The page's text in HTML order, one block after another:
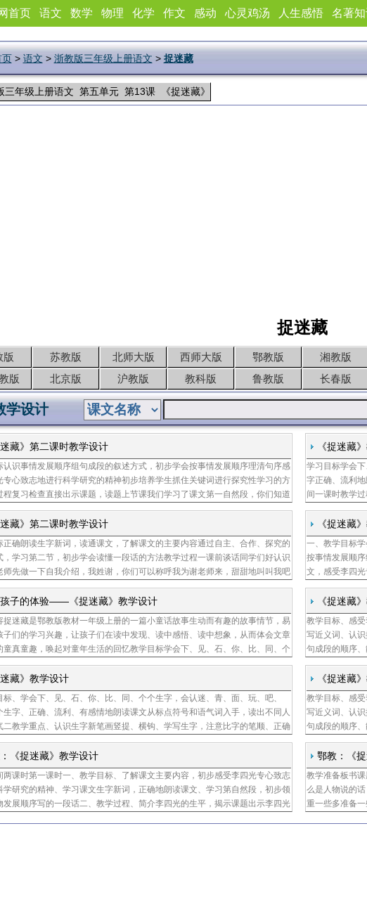
首页 语文 数学 物理 化学 作文 感动 心灵鸡汤 人生感悟 名著
页> 语文 > 浙教版三年级上册语文 > 捉迷藏
三年级上册语文 第五单元 第13课 《捉迷藏》
捉迷藏
版 苏教版 北师大版 西师大版 鄂教版 湘教版
版
北京版 沪教版 教科版 鲁教版 长春版
学设计
迷藏》第二课时教学设计
认识事情发展顺序组句成段的叙述方式，初步学会按事情发展顺序理清句序感
专心致志地进行科学研究的精神初步培养学生抓住关键词进行探究性学习的方
程复习检查直接出示课题，读题上节课我们学习了课文第一自然段，你们知道
馈教师根据学生的回答，板书李四光研究石头著名的地质学家追问从看看石头
《捉迷藏
学习目标学会
字正确、流利
间一课时教学
由，看到这个
下自己喜欢
迷藏》第二课时教学设计
谢媛媛
正确朗读生字新词，读通课文，了解课文的主要内容通过自主、合作、探究的
，学习第二节，初步学会读懂一段话的方法教学过程一课前谈话同学们好认识
师先做一下自我介绍，我姓谢，你们可以称呼我为谢老师来，甜甜地叫叫我吧
叫我轻轻地叫叫我呵呵，听你们这么叫我，我特别开心，希望这一节课你们都
《捉迷藏
一、教学目标
按事情发展顺
文，感受李四
顺序连句成段
录音，几
子的体验——《捉迷藏》教学设计
捉迷藏是鄂教版教材一年级上册的一篇小童话故事生动而有趣的故事情节，易
子们的学习兴趣，让孩子们在读中发现、读中感悟、读中想象，从而体会文章
童真童趣，唤起对童年生活的回忆教学目标学会下、见、石、你、比、同、个
及横钩、竖提两个笔画，会认迷、青、面、玩、吧、草、谁七个生字正确、流
《捉迷藏
教学目标、感
写近义词、认
句成段的顺序
述方式，能理
教学目标
迷藏》教学设计
周静玉
标、学会下、见、石、你、比、同、个个生字，会认迷、青、面、玩、吧、
生字、正确、流利、有感情地朗读课文从标点符号和语气词入手，读出不同人
二教学重点、认识生字新笔画竖提、横钩、学写生字，注意比字的笔顺、正确
读课文、读好人物的对话三教学难点为什么三种小动物先提出玩不同的游戏，
《捉迷藏
教学目标、感
写近义词、认
句成段的顺序
述方式，能理
内容，初
《捉迷藏》教学设计
两课时第一课时一、教学目标、了解课文主要内容，初步感受李四光专心致志
学研究的精神、学习课文生字新词，正确地朗读课文、学习第自然段，初步领
发展顺序写的一段话二、教学过程、简介李四光的生平，揭示课题出示李四光
鄂教：《
教学准备板书
么是人物说的
重一些多准备